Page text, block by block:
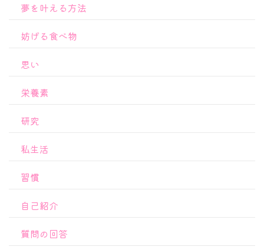
夢を叶える方法
妨げる食べ物
思い
栄養素
研究
私生活
習慣
自己紹介
質問の回答